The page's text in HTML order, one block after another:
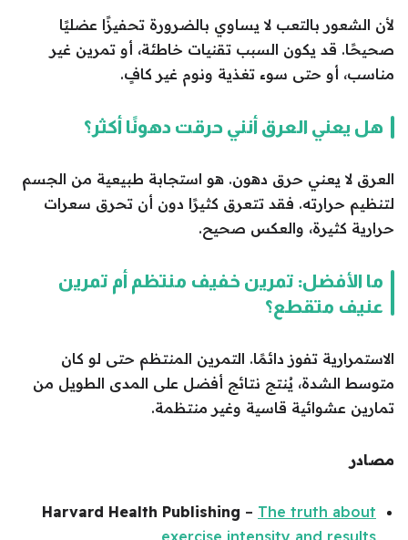
لأن الشعور بالتعب لا يساوي بالضرورة تحفيزًا عضليًا
صحيحًا. قد يكون السبب تقنيات خاطئة، أو تمرين غير
مناسب، أو حتى سوء تغذية ونوم غير كافٍ.
هل يعني العرق أنني حرقت دهونًا أكثر؟
العرق لا يعني حرق دهون. هو استجابة طبيعية من الجسم
لتنظيم حرارته. فقد تتعرق كثيرًا دون أن تحرق سعرات
حرارية كثيرة، والعكس صحيح.
ما الأفضل: تمرين خفيف منتظم أم تمرين
عنيف متقطع؟
الاستمرارية تفوز دائمًا. التمرين المنتظم حتى لو كان
متوسط الشدة، يُنتج نتائج أفضل على المدى الطويل من
تمارين عشوائية قاسية وغير منتظمة.
مصادر
Harvard Health Publishing – The truth about
exercise intensity and results